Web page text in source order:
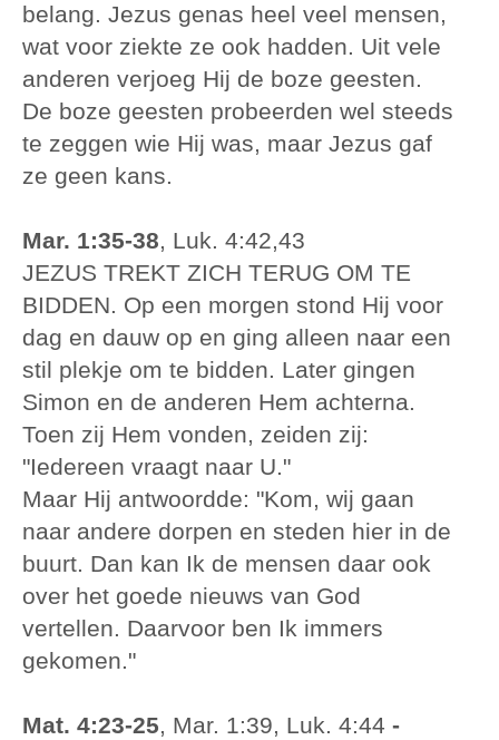
belang. Jezus genas heel veel mensen,
wat voor ziekte ze ook hadden. Uit vele
anderen verjoeg Hij de boze geesten.
De boze geesten probeerden wel steeds
te zeggen wie Hij was, maar Jezus gaf
ze geen kans.
Mar. 1:35-38, Luk. 4:42,43
JEZUS TREKT ZICH TERUG OM TE
BIDDEN. Op een morgen stond Hij voor
dag en dauw op en ging alleen naar een
stil plekje om te bidden. Later gingen
Simon en de anderen Hem achterna.
Toen zij Hem vonden, zeiden zij:
"Iedereen vraagt naar U."
Maar Hij antwoordde: "Kom, wij gaan
naar andere dorpen en steden hier in de
buurt. Dan kan Ik de mensen daar ook
over het goede nieuws van God
vertellen. Daarvoor ben Ik immers
gekomen."
Mat. 4:23-25, Mar. 1:39, Luk. 4:44 -